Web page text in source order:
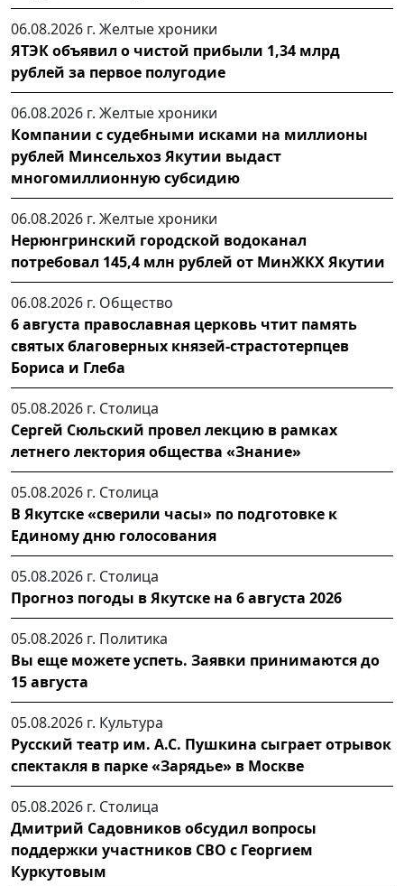
06.08.2026 г. Желтые хроники
ЯТЭК объявил о чистой прибыли 1,34 млрд
рублей за первое полугодие
06.08.2026 г. Желтые хроники
Компании с судебными исками на миллионы
рублей Минсельхоз Якутии выдаст
многомиллионную субсидию
06.08.2026 г. Желтые хроники
Нерюнгринский городской водоканал
потребовал 145,4 млн рублей от МинЖКХ Якутии
06.08.2026 г. Общество
6 августа православная церковь чтит память
святых благоверных князей-страстотерпцев
Бориса и Глеба
05.08.2026 г. Столица
Сергей Сюльский провел лекцию в рамках
летнего лектория общества «Знание»
05.08.2026 г. Столица
В Якутске «сверили часы» по подготовке к
Единому дню голосования
05.08.2026 г. Столица
Прогноз погоды в Якутске на 6 августа 2026
05.08.2026 г. Политика
Вы еще можете успеть. Заявки принимаются до
15 августа
05.08.2026 г. Культура
Русский театр им. А.С. Пушкина сыграет отрывок
спектакля в парке «Зарядье» в Москве
05.08.2026 г. Столица
Дмитрий Садовников обсудил вопросы
поддержки участников СВО с Георгием
Куркутовым